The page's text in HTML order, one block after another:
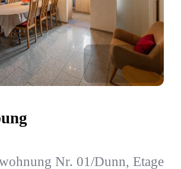
Nr. 01/Dunn, Etage